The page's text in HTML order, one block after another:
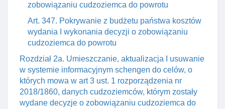
zobowiązaniu cudzoziemca do powrotu
Art. 347. Pokrywanie z budżetu państwa kosztów
wydania I wykonania decyzji o zobowiązaniu
cudzoziemca do powrotu
Rozdział 2a. Umieszczanie, aktualizacja I usuwanie
w systemie informacyjnym schengen do celów, o
których mowa w art 3 ust. 1 rozporządzenia nr
2018/1860, danych cudzoziemców, którym zostały
wydane decyzje o zobowiązaniu cudzoziemca do